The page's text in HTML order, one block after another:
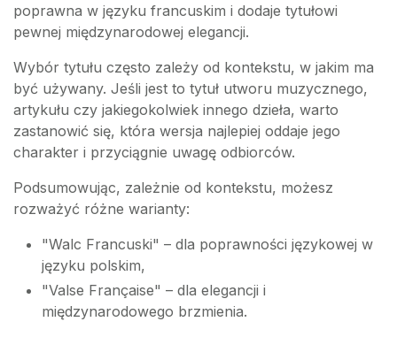
poprawna w języku francuskim i dodaje tytułowi
pewnej międzynarodowej elegancji.
Wybór tytułu często zależy od kontekstu, w jakim ma
być używany. Jeśli jest to tytuł utworu muzycznego,
artykułu czy jakiegokolwiek innego dzieła, warto
zastanowić się, która wersja najlepiej oddaje jego
charakter i przyciągnie uwagę odbiorców.
Podsumowując, zależnie od kontekstu, możesz
rozważyć różne warianty:
"Walc Francuski" – dla poprawności językowej w
języku polskim,
"Valse Française" – dla elegancji i
międzynarodowego brzmienia.